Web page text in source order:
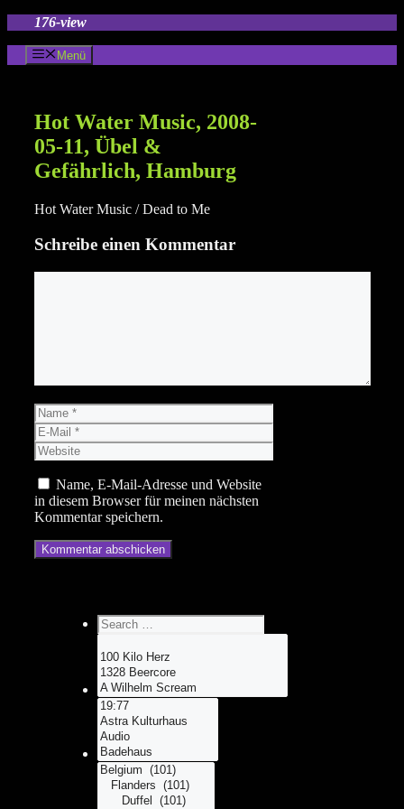
springen
176-view
Menü
Hot Water Music, 2008-
05-11, Übel &
Gefährlich, Hamburg
Hot Water Music / Dead to Me
Schreibe einen Kommentar
Name
E-
Mail
Website
Name, E-Mail-Adresse und Website
in diesem Browser für meinen nächsten
Kommentar speichern.